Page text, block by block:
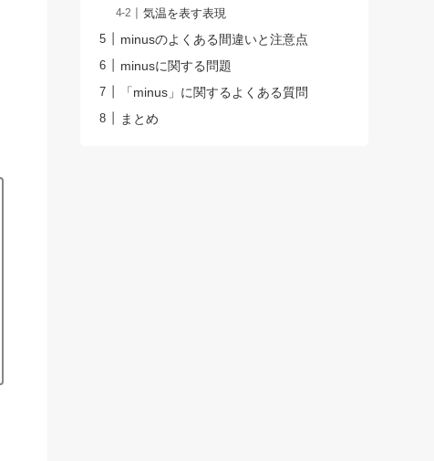
気温を表す表現
minusのよくある間違いと注意点
minusに関する問題
「minus」に関するよくある質問
まとめ